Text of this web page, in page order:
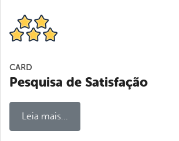
CARD
Pesquisa de Satisfação
Leia mais...